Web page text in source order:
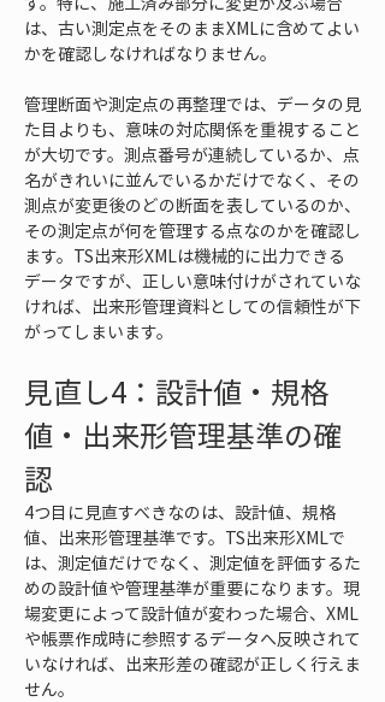
は、古い測定点をそのままXMLに含めてよい
かを確認しなければなりません。
管理断面や測定点の再整理では、データの見
た目よりも、意味の対応関係を重視すること
が大切です。測点番号が連続しているか、点
名がきれいに並んでいるかだけでなく、その
測点が変更後のどの断面を表しているのか、
その測定点が何を管理する点なのかを確認し
ます。TS出来形XMLは機械的に出力できる
データですが、正しい意味付けがされていな
ければ、出来形管理資料としての信頼性が下
がってしまいます。
見直し4：設計値・規格
値・出来形管理基準の確
認
4つ目に見直すべきなのは、設計値、規格
値、出来形管理基準です。TS出来形XMLで
は、測定値だけでなく、測定値を評価するた
めの設計値や管理基準が重要になります。現
場変更によって設計値が変わった場合、XML
や帳票作成時に参照するデータへ反映されて
いなければ、出来形差の確認が正しく行えま
せん。